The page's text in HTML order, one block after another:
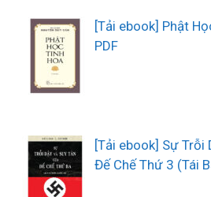
[Tải ebook] Phật
PDF
[Tải ebook] Sự Trỗi
Đế Chế Thứ 3 (Tái